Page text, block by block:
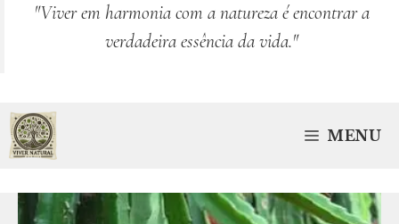
"Viver em harmonia com a natureza é encontrar a
verdadeira essência da vida."
MENU